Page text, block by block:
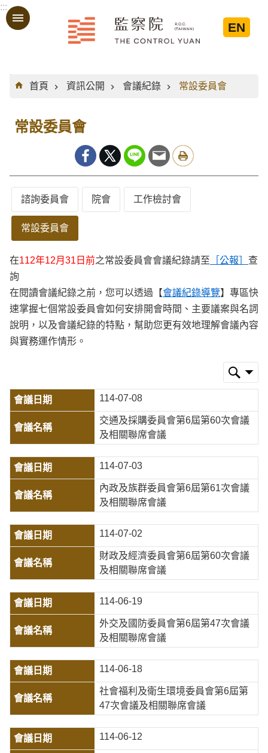
跳到主要內容區塊
:::
EN
:::
首頁
資訊公開 會議紀錄 常設委員會
常設委員會
諮詢委員會 院會 工作檢討會
常設委員會
在112年12月31日前之常設委員會會議紀錄請至 ［公報］ 查
詢
在閱讀會議紀錄之前，您可以透過【會議紀錄導覽】專區快
速掌握七個常設委員會如何安排開會時間、主要議案與名詞
說明，以及會議紀錄的特點，幫助您更有效地理解會議內容
與實務運作情形。
114-07-08
交通及採購委員會第6屆第60次會議
及相關聯席會議
114-07-03
內政及族群委員會第6屆第61次會議
及相關聯席會議
114-07-02
財政及經濟委員會第6屆第60次會議
及相關聯席會議
114-06-19
外交及國防委員會第6屆第47次會議
及相關聯席會議
114-06-18
社會福利及衛生環境委員會第6屆第
47次會議及相關聯席會議
114-06-12